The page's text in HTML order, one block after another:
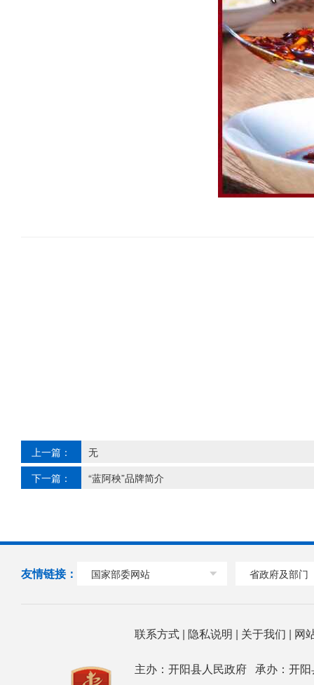
上一篇：
无
下一篇：
“蓝阿秧”品牌简介
友情链接： 国家部委网站 省政府及部门
联系方式| 隐私说明 | 关于我们 | 网
主办：开阳县人民政府 承办：开